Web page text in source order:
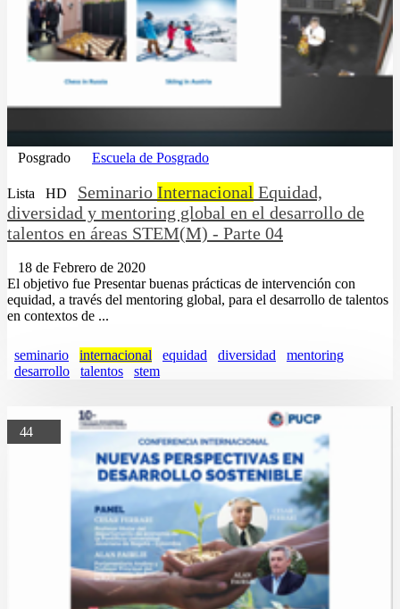
Posgrado Escuela de Posgrado
Lista HD Seminario Internacional Equidad,
diversidad y mentoring global en el desarrollo de
talentos en áreas STEM(M) - Parte 04
18 de Febrero de 2020
El objetivo fue Presentar buenas prácticas de intervención con
equidad, a través del mentoring global, para el desarrollo de talentos
en contextos de ...
seminario internacional equidad diversidad
mentoring
desarrollo
talentos stem
44